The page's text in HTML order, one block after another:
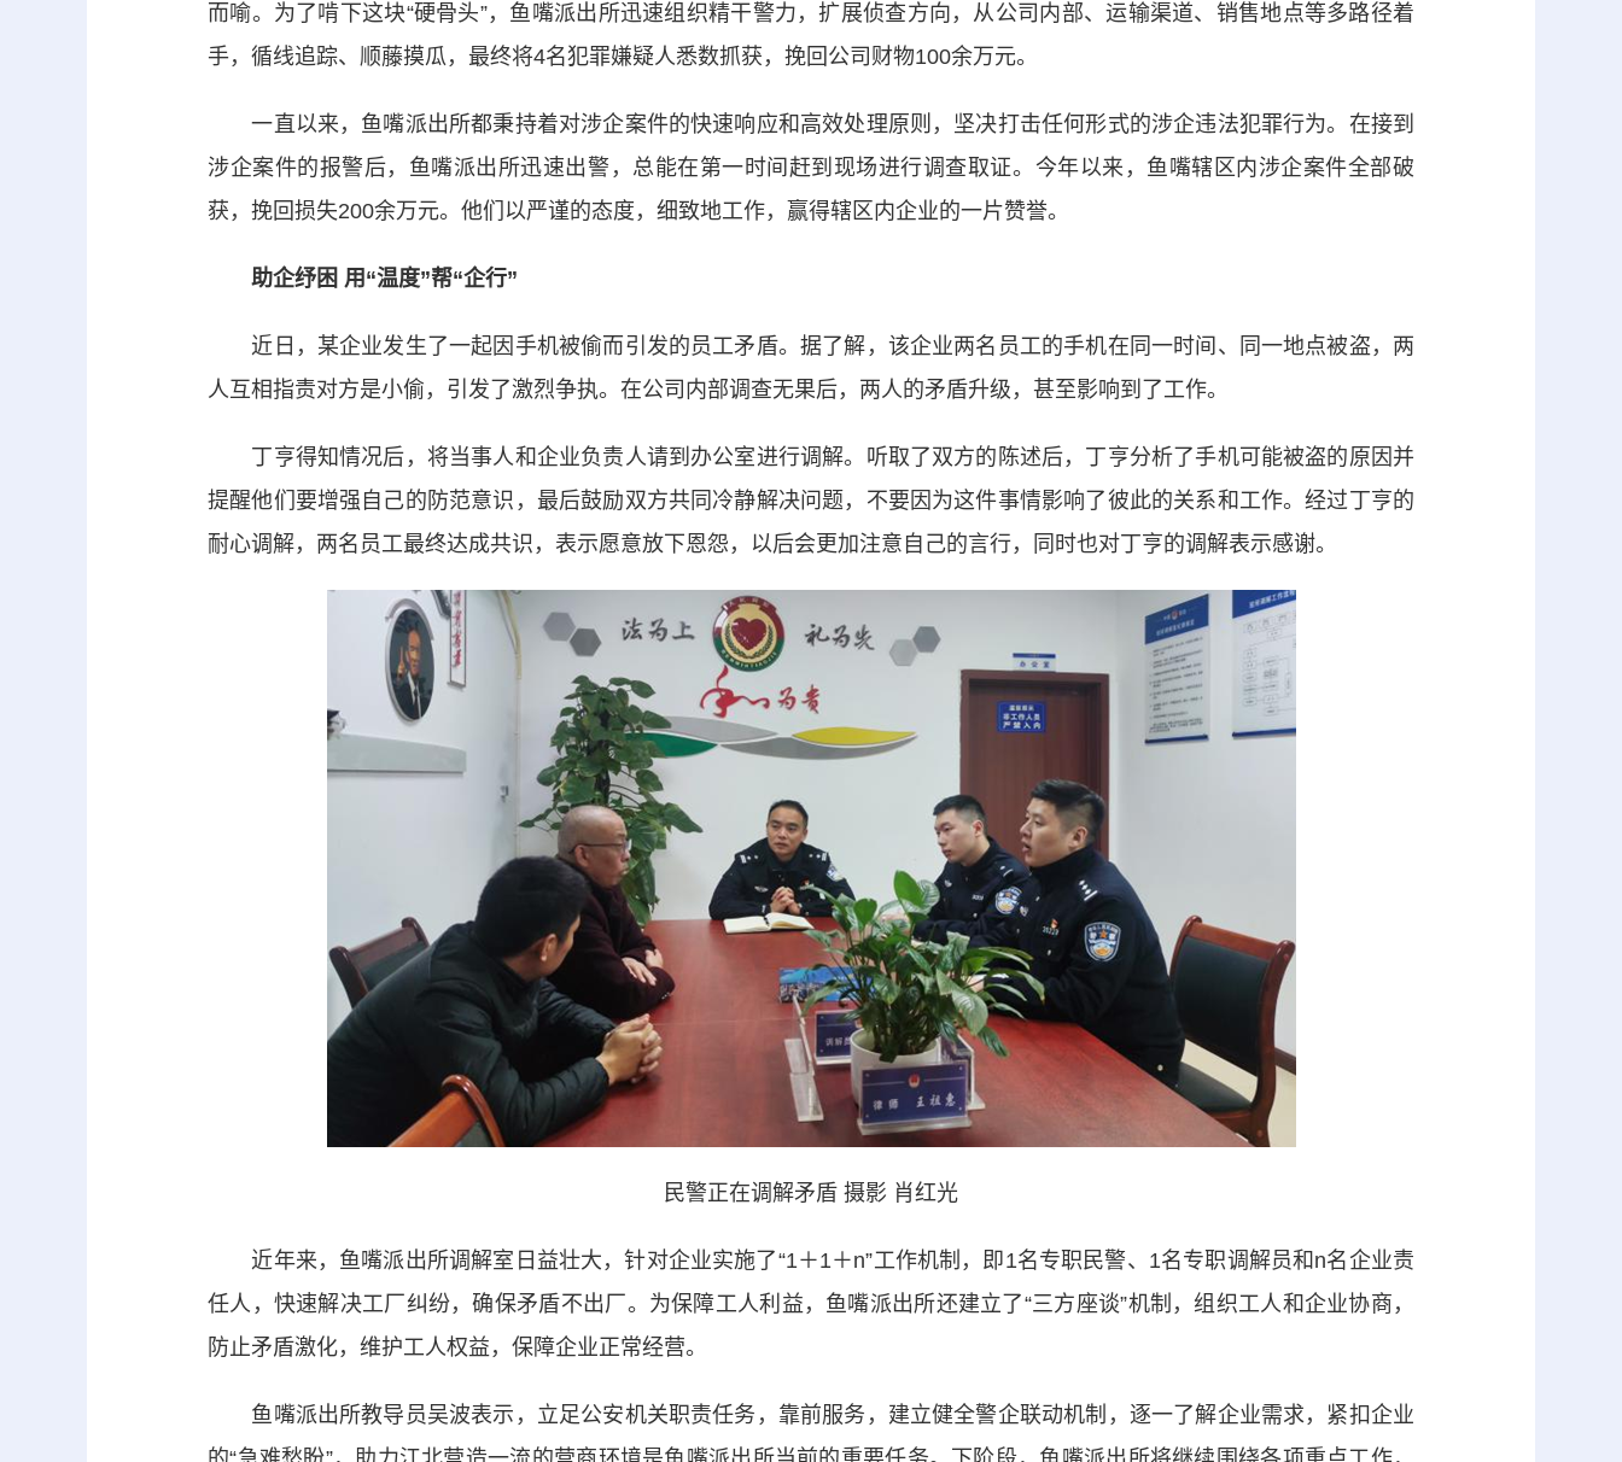
而喻。为了啃下这块“硬骨头”，鱼嘴派出所迅速组织精干警力，扩展侦查方向，从公司内部、运输渠道、销售地点等多路径着
手，循线追踪、顺藤摸瓜，最终将4名犯罪嫌疑人悉数抓获，挽回公司财物100余万元。
一直以来，鱼嘴派出所都秉持着对涉企案件的快速响应和高效处理原则，坚决打击任何形式的涉企违法犯罪行为。在接到
涉企案件的报警后，鱼嘴派出所迅速出警，总能在第一时间赶到现场进行调查取证。今年以来，鱼嘴辖区内涉企案件全部破
获，挽回损失200余万元。他们以严谨的态度，细致地工作，赢得辖区内企业的一片赞誉。
助企纾困 用“温度”帮“企行”
近日，某企业发生了一起因手机被偷而引发的员工矛盾。据了解，该企业两名员工的手机在同一时间、同一地点被盗，两
人互相指责对方是小偷，引发了激烈争执。在公司内部调查无果后，两人的矛盾升级，甚至影响到了工作。
丁亨得知情况后，将当事人和企业负责人请到办公室进行调解。听取了双方的陈述后，丁亨分析了手机可能被盗的原因并
提醒他们要增强自己的防范意识，最后鼓励双方共同冷静解决问题，不要因为这件事情影响了彼此的关系和工作。经过丁亨的
耐心调解，两名员工最终达成共识，表示愿意放下恩怨，以后会更加注意自己的言行，同时也对丁亨的调解表示感谢。
民警正在调解矛盾 摄影 肖红光
近年来，鱼嘴派出所调解室日益壮大，针对企业实施了“1＋1＋n”工作机制，即1名专职民警、1名专职调解员和n名企业责
任人，快速解决工厂纠纷，确保矛盾不出厂。为保障工人利益，鱼嘴派出所还建立了“三方座谈”机制，组织工人和企业协商，
防止矛盾激化，维护工人权益，保障企业正常经营。
鱼嘴派出所教导员吴波表示，立足公安机关职责任务，靠前服务，建立健全警企联动机制，逐一了解企业需求，紧扣企业